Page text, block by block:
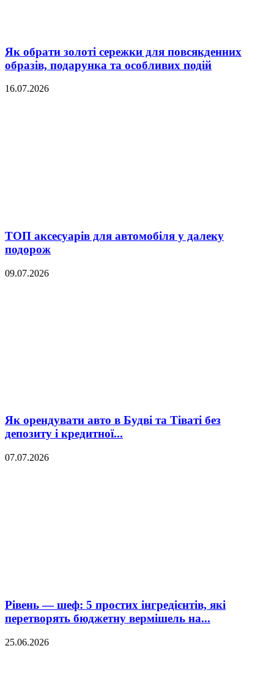
Як обрати золоті сережки для повсякденних
образів, подарунка та особливих подій
16.07.2026
ТОП аксесуарів для автомобіля у далеку
подорож
09.07.2026
Як орендувати авто в Будві та Тіваті без
депозиту і кредитної...
07.07.2026
Рівень — шеф: 5 простих інгредієнтів, які
перетворять бюджетну вермішель на...
25.06.2026